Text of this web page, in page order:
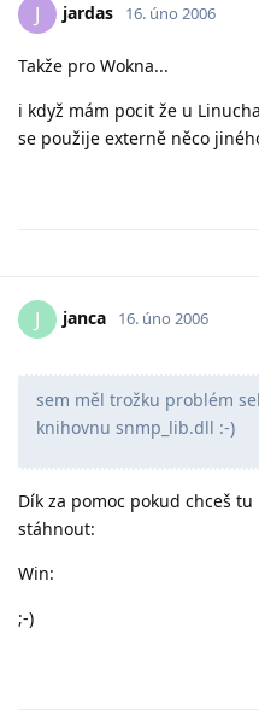
J jardas 16. úno 2006
Takže pro Wokna...
i když mám pocit že u
se použije externě něco
J janca 16. úno 2006
sem měl trožku problém
knihovnu snmp_lib.dll :-)
Dík za pomoc pokud chceš
stáhnout:
Win:
;-)